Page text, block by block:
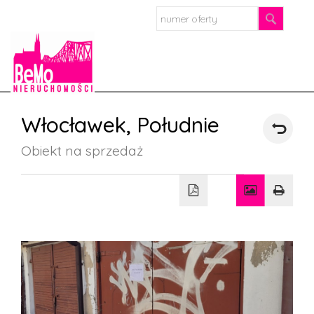
firmie
Domy
Włocławek, Południe
Obiekt na sprzedaż